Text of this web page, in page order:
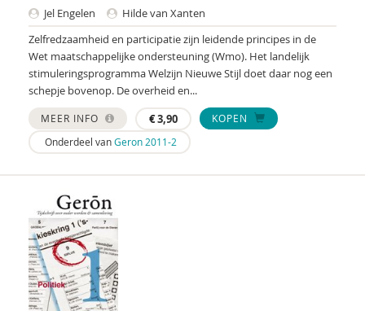
Janine Janssen
Wouter Kersten
Trudie Knijn
Yael van Kranenburg
Hans Kroon
Rick Kwekkeboom
Timo Lambregts
Sonja Liefhebber
Jel Engelen
Hilde van Xanten
Zelfredzaamheid en participatie zijn leidende principes in de
Wet maatschappelijke ondersteuning (Wmo). Het landelijk
stimuleringsprogramma Welzijn Nieuwe Stijl doet daar nog een
schepje bovenop. De overheid en...
MEER INFO €3,90
KOPEN
Onderdeel vanGeron 2011-2